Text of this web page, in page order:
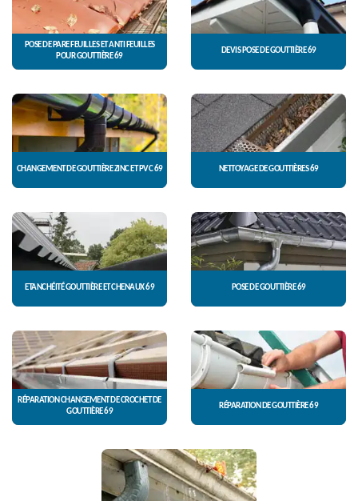
POSE DE PARE FEUILLES ET ANTI FEUILLES
POUR GOUTTIÈRE 69
DEVIS POSE DE GOUTTIÈRE 69
CHANGEMENT DE GOUTTIÈRE ZINC ET PVC 69 NETTOYAGE DE GOUTTIÈRES 69
ETANCHÉITÉ GOUTTIÈRE ET CHENAUX 69 POSE DE GOUTTIÈRE 69
RÉPARATION CHANGEMENT DE CROCHET DE
GOUTTIÈRE 69
RÉPARATION DE GOUTTIÈRE 69